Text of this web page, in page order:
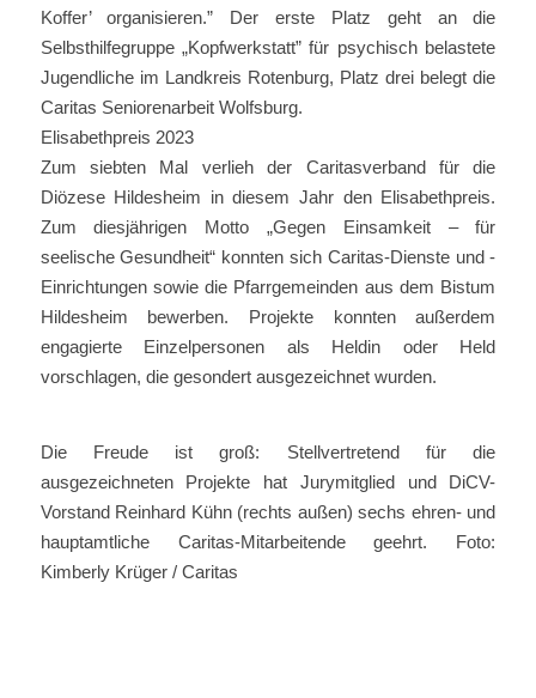
Koffer’ organisieren.” Der erste Platz geht an die
Selbsthilfegruppe „Kopfwerkstatt” für psychisch belastete
Jugendliche im Landkreis Rotenburg, Platz drei belegt die
Caritas Seniorenarbeit Wolfsburg.
Elisabethpreis 2023
Zum siebten Mal verlieh der Caritasverband für die
Diözese Hildesheim in diesem Jahr den Elisabethpreis.
Zum diesjährigen Motto „Gegen Einsamkeit – für
seelische Gesundheit“ konnten sich Caritas-Dienste und -
Einrichtungen sowie die Pfarrgemeinden aus dem Bistum
Hildesheim bewerben. Projekte konnten außerdem
engagierte Einzelpersonen als Heldin oder Held
vorschlagen, die gesondert ausgezeichnet wurden.
Die Freude ist groß: Stellvertretend für die
ausgezeichneten Projekte hat Jurymitglied und DiCV-
Vorstand Reinhard Kühn (rechts außen) sechs ehren- und
hauptamtliche Caritas-Mitarbeitende geehrt. Foto:
Kimberly Krüger / Caritas